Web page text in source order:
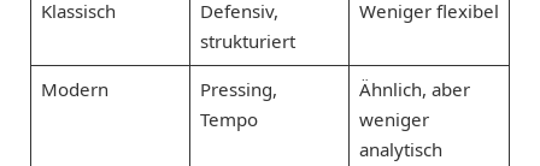
Klassisch
Defensiv,
strukturiert
Weniger flexibel
Modern
Pressing,
Tempo
Ähnlich, aber
weniger
analytisch